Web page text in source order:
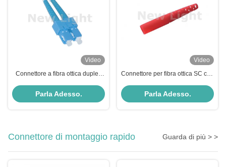
Video
Connettore a fibra ottica duplex
per applicazioni OEM
Parla Adesso.
Video
Connettore per fibra ottica SC con
con bassa perdita di inserzione e
ghiera ceramica flottante
Parla Adesso.
Connettore di montaggio rapido Guarda di più > >